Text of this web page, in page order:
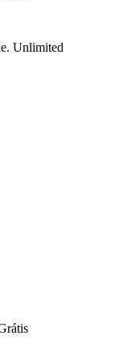
Unlimited